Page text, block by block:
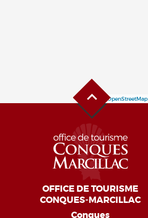
Leaflet OpenStreetMap
OFFICE DE TOURISME
CONQUES-MARCILLAC
Conques